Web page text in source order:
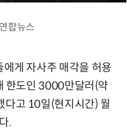
합뉴스
게 자사주 매각을 허용
한도인 3000만달러(약
고 10일(현지시간) 월
.